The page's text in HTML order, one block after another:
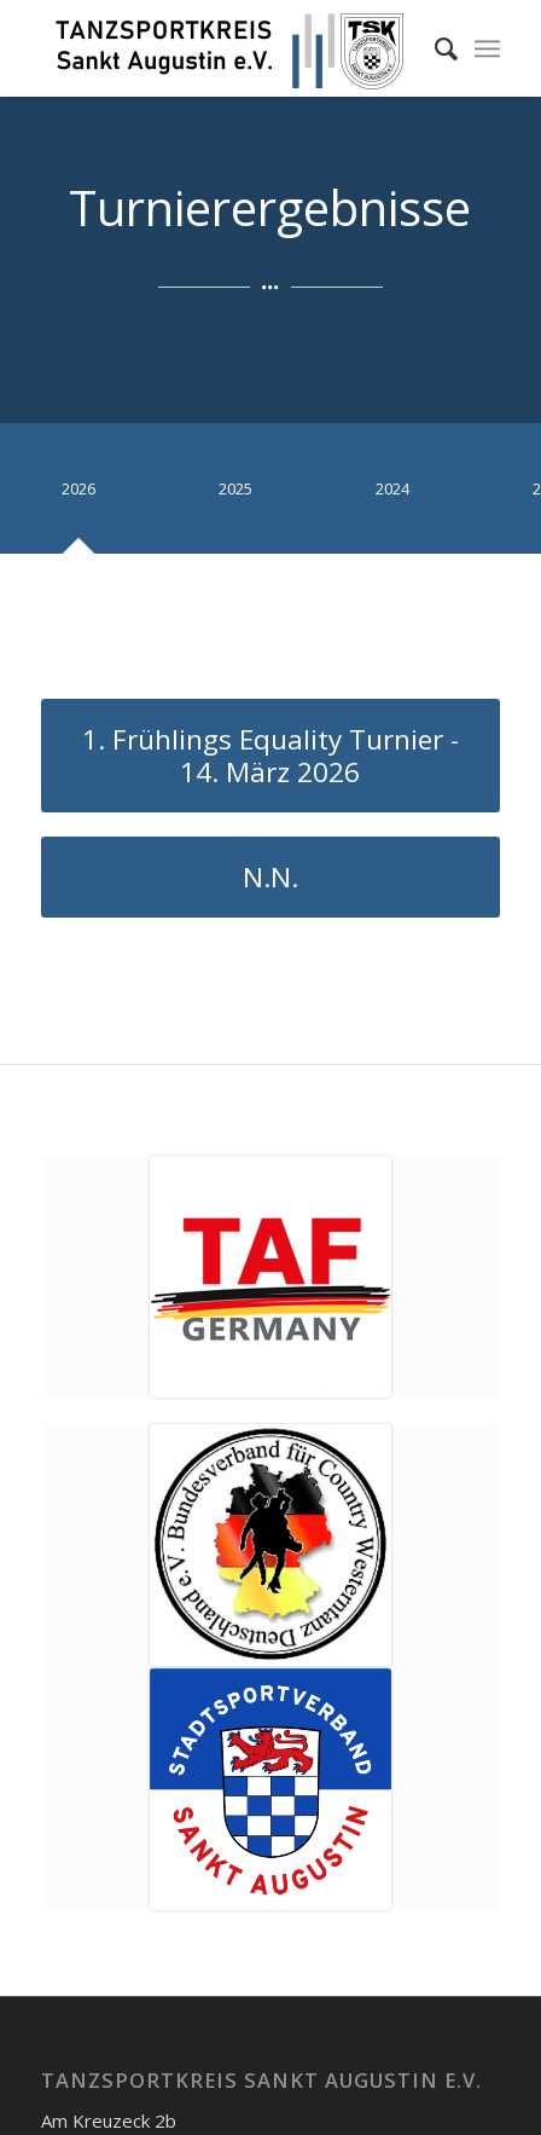
Turnierergebnisse
2026 2025 2024
1. Frühlings Equality Turnier -
14. März 2026
N.N.
TANZSPORTKREIS SANKT AUGUSTIN E.V.
Am Kreuzeck 2b